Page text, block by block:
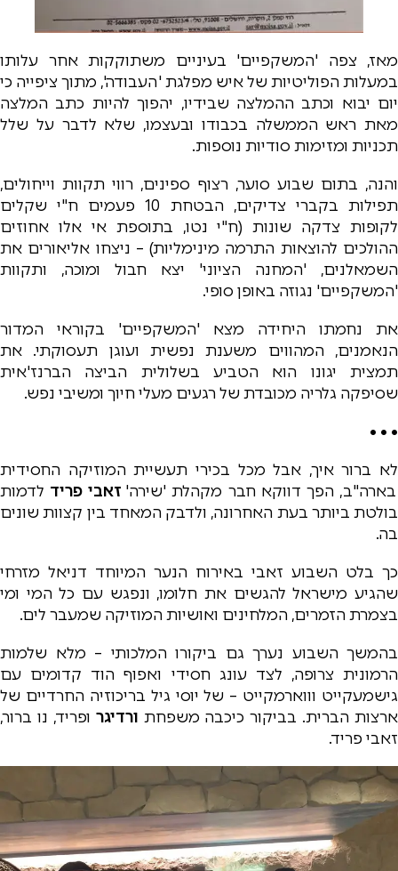
מאז, צפה 'המשקפיים' בעיניים משתוקקות אחר עלותו
במעלות הפוליטיות של איש מפלגת 'העבודה', מתוך ציפייה כי
יום יבוא וכתב ההמלצה שבידיו, יהפוך להיות כתב המלצה
מאת ראש הממשלה בכבודו ובעצמו, שלא לדבר על שלל
תכניות ומזימות סודיות נוספות.
והנה, בתום שבוע סוער, רצוף ספינים, רווי תקוות וייחולים,
תפילות בקברי צדיקים, הבטחת 10 פעמים ח"י שקלים
לקופות צדקה שונות (ח"י נטו, בתוספת אי אלו אחוזים
ההולכים להוצאות התרמה מינימליות) – ניצחו אליאורים את
השמאלנים, 'המחנה הציוני' יצא חבול ומוכה, ותקוות
'המשקפיים' נגוזה באופן סופי.
את נחמתו היחידה מצא 'המשקפיים' בקוראי המדור
הנאמנים, המהווים משענת נפשית ועוגן תעסוקתי. את
תמצית יגונו הוא הטביע בשלולית הביצה הברנז'אית
שסיפקה גלריה מכובדת של רגעים מעלי חיוך ומשיבי נפש.
• • •
לא ברור איך, אבל מכל בכירי תעשיית המוזיקה החסידית
בארה"ב, הפך דווקא חבר מקהלת 'שירה' זאבי פריד לדמות
בולטת ביותר בעת האחרונה, ולדבק המאחד בין קצוות שונים
בה.
כך בלט השבוע זאבי באירוח הנער המיוחד דניאל מזרחי
שהגיע מישראל להגשים את חלומו, ונפגש עם כל המי ומי
בצמרת הזמרים, המלחינים ואושיות המוזיקה שמעבר לים.
בהמשך השבוע נערך גם ביקורו המלכותי – מלא שלמות
הרמונית צרופה, לצד עונג חסידי ואפוף הוד קדומים עם
גישמעקייט וווארמקייט – של יוסי גיל בריכוזיה החרדיים של
ארצות הברית. בביקור כיכבה משפחת ורדיגר ופריד, נו ברור,
זאבי פריד.